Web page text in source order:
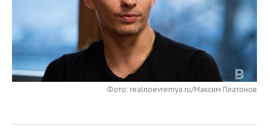
ОПК
ЭНЕРГЕТИКА
РОЗНИЧНАЯ ТОРГОВЛЯ
ТРАНСПОРТ
УСЛУГИ
НОВОСТИ ТЕХНОЛОГИЙ
IT
МЕДИА
ТЕЛЕКОММУНИКАЦИИ
НОВОСТИ МЕРОПРИЯТИЙ
ВЫЕЗДНАЯ РЕДАКЦИЯ
СПОРТ
НОВОСТИ СПОРТА
ОБЩЕСТВО
НОВОСТИ ОБЩЕСТВАФото: realnoevremya.ru/Максим Платонов